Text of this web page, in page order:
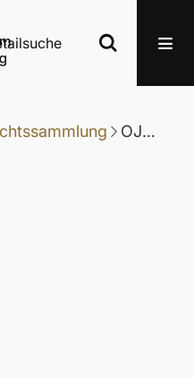
OJM_DN_G_035-034: Gedicht